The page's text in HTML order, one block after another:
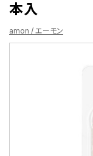
本入
amon / エーモン